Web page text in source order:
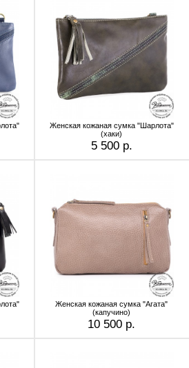
Женская кожаная сумка "Шарлота"
(хаки)
5 500 р.
Женская кожаная сумка "Агата"
(капучино)
10 500 р.